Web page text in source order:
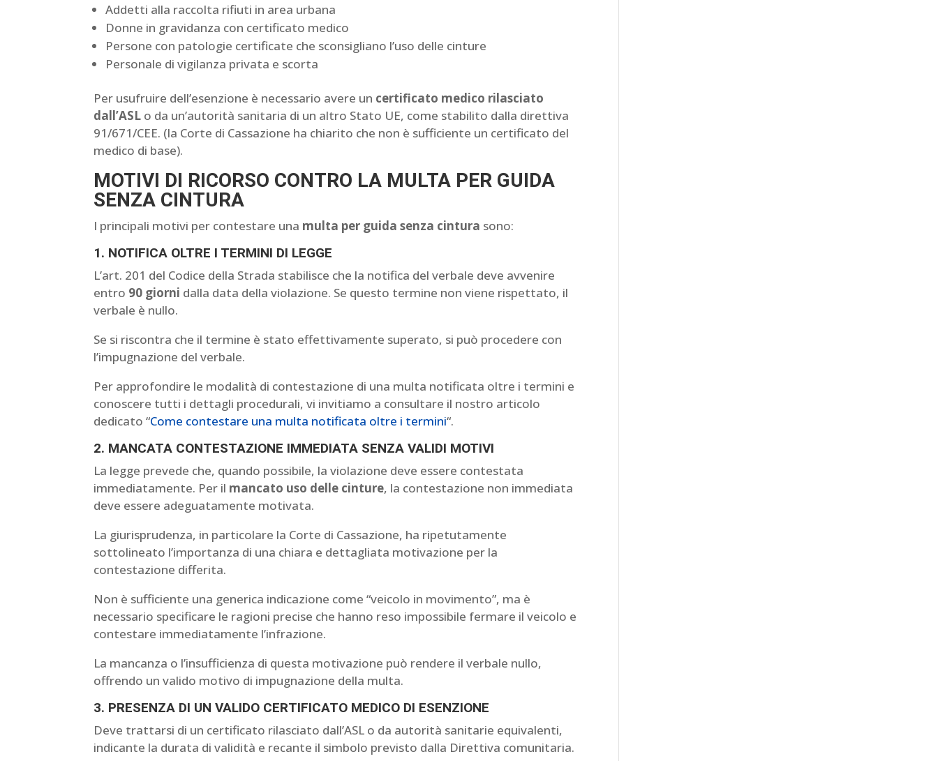
Addetti alla raccolta rifiuti in area urbana
Donne in gravidanza con certificato medico
Persone con patologie certificate che sconsigliano l’uso delle cinture
Personale di vigilanza privata e scorta
Per usufruire dell’esenzione è necessario avere un certificato medico rilasciato
dall’ASL o da un’autorità sanitaria di un altro Stato UE, come stabilito dalla direttiva
91/671/CEE. (la Corte di Cassazione ha chiarito che non è sufficiente un certificato del
medico di base).
MOTIVI DI RICORSO CONTRO LA MULTA PER GUIDA
SENZA CINTURA
I principali motivi per contestare una multa per guida senza cintura sono:
1. NOTIFICA OLTRE I TERMINI DI LEGGE
L’art. 201 del Codice della Strada stabilisce che la notifica del verbale deve avvenire
entro 90 giorni dalla data della violazione. Se questo termine non viene rispettato, il
verbale è nullo.
Se si riscontra che il termine è stato effettivamente superato, si può procedere con
l’impugnazione del verbale.
Per approfondire le modalità di contestazione di una multa notificata oltre i termini e
conoscere tutti i dettagli procedurali, vi invitiamo a consultare il nostro articolo
dedicato “Come contestare una multa notificata oltre i termini“.
2. MANCATA CONTESTAZIONE IMMEDIATA SENZA VALIDI MOTIVI
La legge prevede che, quando possibile, la violazione deve essere contestata
immediatamente. Per il mancato uso delle cinture, la contestazione non immediata
deve essere adeguatamente motivata.
La giurisprudenza, in particolare la Corte di Cassazione, ha ripetutamente
sottolineato l’importanza di una chiara e dettagliata motivazione per la
contestazione differita.
Non è sufficiente una generica indicazione come “veicolo in movimento”, ma è
necessario specificare le ragioni precise che hanno reso impossibile fermare il veicolo e
contestare immediatamente l’infrazione.
La mancanza o l’insufficienza di questa motivazione può rendere il verbale nullo,
offrendo un valido motivo di impugnazione della multa.
3. PRESENZA DI UN VALIDO CERTIFICATO MEDICO DI ESENZIONE
Deve trattarsi di un certificato rilasciato dall’ASL o da autorità sanitarie equivalenti,
indicante la durata di validità e recante il simbolo previsto dalla Direttiva comunitaria.